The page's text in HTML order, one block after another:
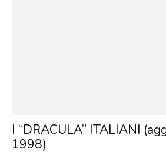
I “DRACULA” ITALIANI
1998)